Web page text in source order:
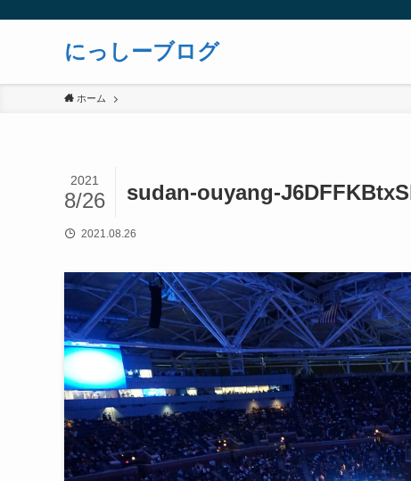
にっしーブログ
ホーム
sudan-ouyang-
2021
8/26
2021.08.26